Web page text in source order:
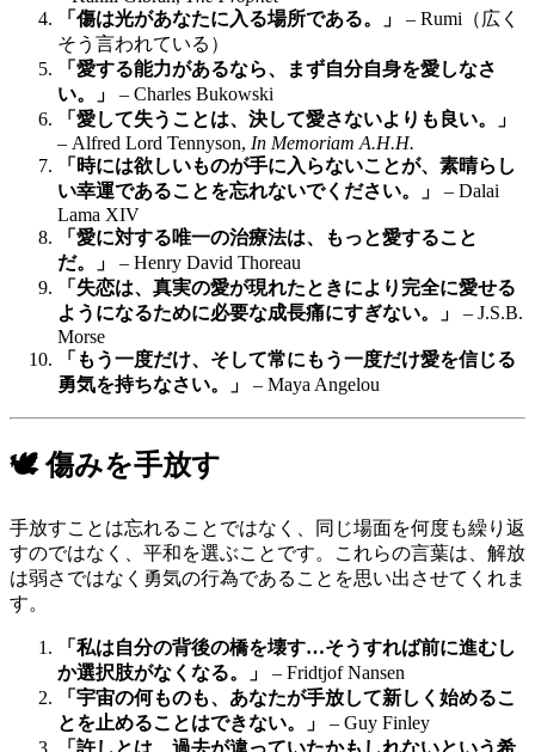
「傷は光があなたに入る場所である。」
– Rumi（広く
そう言われている）
「愛する能力があるなら、まず自分自身を愛しなさ
い。」
– Charles Bukowski
「愛して失うことは、決して愛さないよりも良い。」
– Alfred Lord Tennyson, In Memoriam A.H.H.
「時には欲しいものが手に入らないことが、素晴らし
い幸運であることを忘れないでください。」
– Dalai
Lama XIV
「愛に対する唯一の治療法は、もっと愛すること
だ。」
– Henry David Thoreau
「失恋は、真実の愛が現れたときにより完全に愛せる
ようになるために必要な成長痛にすぎない。」
– J.S.B.
Morse
「もう一度だけ、そして常にもう一度だけ愛を信じる
勇気を持ちなさい。」
– Maya Angelou
🕊️ 傷みを手放す
手放すことは忘れることではなく、同じ場面を何度も繰り返
すのではなく、平和を選ぶことです。これらの言葉は、解放
は弱さではなく勇気の行為であることを思い出させてくれま
す。
「私は自分の背後の橋を壊す…そうすれば前に進むし
か選択肢がなくなる。」
– Fridtjof Nansen
「宇宙の何ものも、あなたが手放して新しく始めるこ
とを止めることはできない。」
– Guy Finley
「許しとは、過去が違っていたかもしれないという希